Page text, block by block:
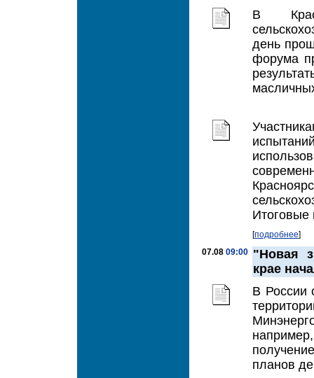
В
день
форума
Итоговые
[подробнее]
07.08 09:00 "Новая
крае
В России
планов